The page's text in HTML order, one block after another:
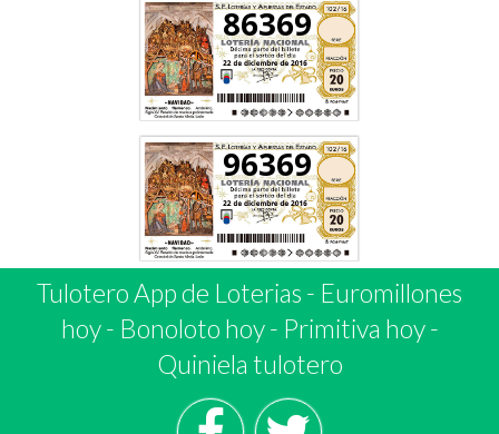
86369
96369
Tulotero App de Loterias - Euromillones
hoy- Bonoloto hoy- Primitiva hoy-
Quiniela tulotero